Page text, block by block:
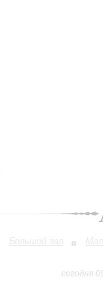
Большой зал
сегодня